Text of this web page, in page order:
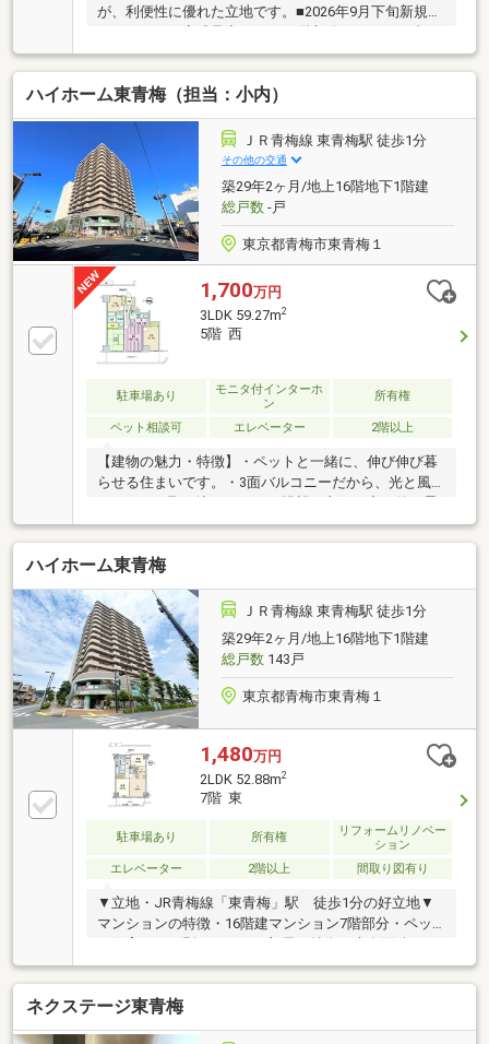
が、利便性に優れた立地です。■2026年9月下旬新規リ
ノベーション完成予定です。■7階部分につき、日当た
り・通風・眺望が良好です。■ワイドバルコニー採用
で、お洗濯物がたくさん干せます。■アフターサービ
ス保証付。■24時間365日緊急対応サービス。～Life
Information～青梅市立第二小学校 約1430m青梅市立
第二中学校 約800mセブンイレブン青梅千ヶ瀬4丁目
店 約380mマツモトキヨシ青梅千ヶ瀬店 約770m詳
細はお気軽にお問い合わせください。365日年中無休
（原則即日対応。深夜・早朝除く。）
ハイホーム東青梅（担当：小内）
ＪＲ青梅線 東青梅駅 徒歩1分
その他の交通
築29年2ヶ月/地上16階地下1階建
総戸数-戸
東京都青梅市東青梅１
1,700万円
3LDK 59.27m2
5階 西
駐車場あり
モニタ付インターホ
ン
所有権
ペット相談可 エレベーター 2階以上
【建物の魅力・特徴】・ペットと一緒に、伸び伸び暮
らせる住まいです。・3面バルコニーだから、光と風
をたっぷり取り込めます。・眺望は良好。窓の外の景
色が、日々の楽しみに。・各所に手すりを完備。お子
様からご年配の方まで安心の動線です。・都市ガスを
採用。火力が安定し、お料理もお風呂も快適です。
【周辺環境・暮らしの利便性】・駅まで徒歩1分、駅
ロータリー内という好立地です。・雨の日の送り迎え
も、傘いらずでスムーズです。・通勤も通学も、朝の
身支度にゆとりが生まれます。・お買い物帰りの荷物
が多い日も、あっという間に帰宅できます。・ペット
家族のお散歩ルートも、駅前から気軽に広げられま
す。
ハイホーム東青梅
ＪＲ青梅線 東青梅駅 徒歩1分
築29年2ヶ月/地上16階地下1階建
総戸数143戸
東京都青梅市東青梅１
1,480万円
2LDK 52.88m2
7階 東
駐車場あり 所有権
リフォームリノベー
ション
エレベーター
2階以上 間取り図有り
▼立地・JR青梅線「東青梅」駅 徒歩1分の好立地▼
マンションの特徴・16階建マンション7階部分・ペッ
平米の2LDK・西日の暑さを抑え快適に過ごせる東向き
住戸・調理に集中できる使い勝手の良いキッチン・7
階部分につき、陽当たり・通風・眺望良好▼リフォー
ム履歴あり・ユニットバス交換（2023年7月完了）▼
ネクステージ東青梅